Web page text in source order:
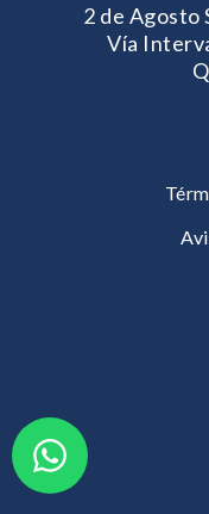
2 de Agosto
Vía